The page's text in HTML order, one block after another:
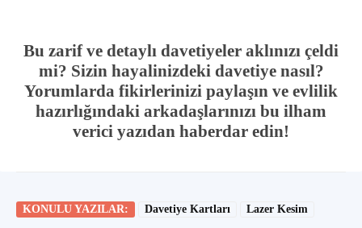
Bu zarif ve detaylı davetiyeler aklınızı çeldi
mi? Sizin hayalinizdeki davetiye nasıl?
Yorumlarda fikirlerinizi paylaşın ve evlilik
hazırlığındaki arkadaşlarınızı bu ilham
verici yazıdan haberdar edin!
KONULU YAZILAR: Davetiye Kartları Lazer Kesim